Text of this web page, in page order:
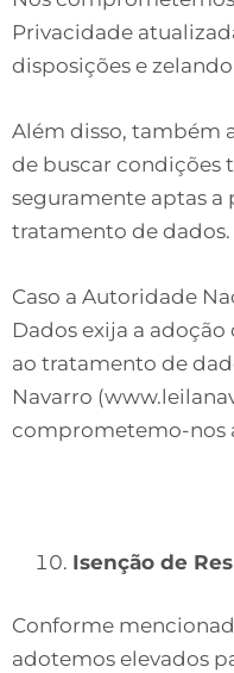
Privacidade
disposições e
Além disso, também
de buscar condições
seguramente aptas
tratamento de dados.
Caso a Autoridade
Dados exija a
ao tratamento de
Navarro
comprometemo-nos
Isenção de
Conforme
adotemos elevados